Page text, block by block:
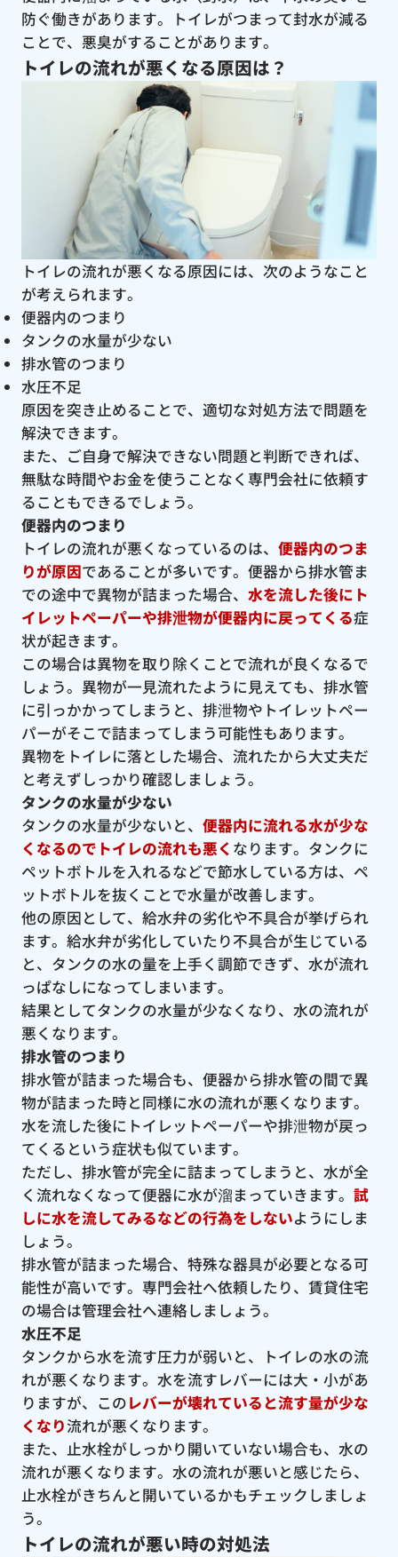
防ぐ働きがあります。トイレがつまって封水が減る
ことで、悪臭がすることがあります。
トイレの流れが悪くなる原因は？
トイレの流れが悪くなる原因には、次のようなこと
が考えられます。
便器内のつまり
タンクの水量が少ない
排水管のつまり
水圧不足
原因を突き止めることで、適切な対処方法で問題を
解決できます。
また、ご自身で解決できない問題と判断できれば、
無駄な時間やお金を使うことなく専門会社に依頼す
ることもできるでしょう。
便器内のつまり
トイレの流れが悪くなっているのは、 便器内のつま
りが原因であることが多いです。便器から排水管ま
での途中で異物が詰まった場合、 水を流した後にト
イレットペーパーや排泄物が便器内に戻ってくる症
状が起きます。
この場合は異物を取り除くことで流れが良くなるで
しょう。異物が一見流れたように見えても、排水管
に引っかかってしまうと、排泄物やトイレットペー
パーがそこで詰まってしまう可能性もあります。
異物をトイレに落とした場合、流れたから大丈夫だ
と考えずしっかり確認しましょう。
タンクの水量が少ない
タンクの水量が少ないと、 便器内に流れる水が少な
くなるのでトイレの流れも悪く なります。タンクに
ペットボトルを入れるなどで節水している方は、ペ
ットボトルを抜くことで水量が改善します。
他の原因として、給水弁の劣化や不具合が挙げられ
ます。給水弁が劣化していたり不具合が生じている
と、タンクの水の量を上手く調節できず、水が流れ
っぱなしになってしまいます。
結果としてタンクの水量が少なくなり、水の流れが
悪くなります。
排水管のつまり
排水管が詰まった場合も、便器から排水管の間で異
物が詰まった時と同様に水の流れが悪くなります。
水を流した後にトイレットペーパーや排泄物が戻っ
てくるという症状も似ています。
ただし、排水管が完全に詰まってしまうと、水が全
く流れなくなって便器に水が溜まっていきます。 試
しに水を流してみるなどの行為をしないようにしま
しょう。
排水管が詰まった場合、特殊な器具が必要となる可
能性が高いです。専門会社へ依頼したり、賃貸住宅
の場合は管理会社へ連絡しましょう。
水圧不足
タンクから水を流す圧力が弱いと、トイレの水の流
れが悪くなります。水を流すレバーには大・小があ
りますが、このレバーが壊れていると流す量が少な
くなり流れが悪くなります。
また、止水栓がしっかり開いていない場合も、水の
流れが悪くなります。水の流れが悪いと感じたら、
止水栓がきちんと開いているかもチェックしましょ
う。
トイレの流れが悪い時の対処法